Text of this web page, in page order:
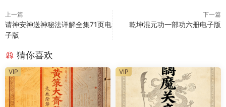
上一篇
请神安神送神秘法详解全集71页电
子版
下一篇
乾坤混元功一部功六册电子版
猜你喜欢
VIP VIP